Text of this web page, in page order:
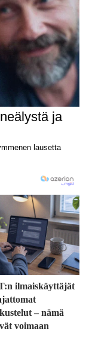
ilmaiskäyttäjät
– nämä
voimaan